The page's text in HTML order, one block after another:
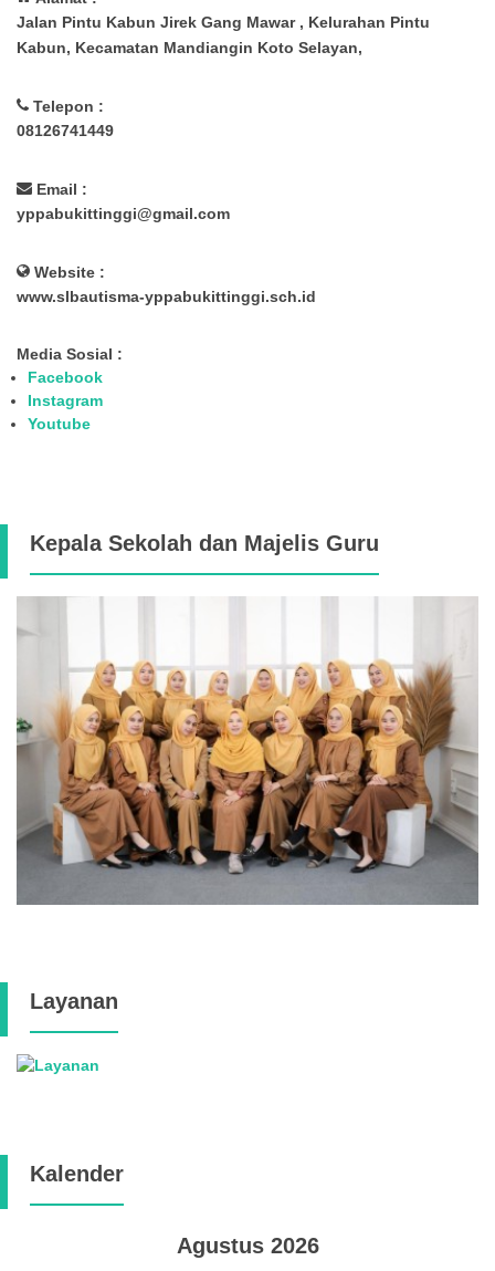
Jalan Pintu Kabun Jirek Gang Mawar , Kelurahan Pintu
Kabun, Kecamatan Mandiangin Koto Selayan,
Telepon :
08126741449
Email :
yppabukittinggi@gmail.com
Website :
www.slbautisma-yppabukittinggi.sch.id
Media Sosial :
Facebook
Instagram
Youtube
Kepala Sekolah dan Majelis Guru
Layanan
Kalender
Agustus 2026